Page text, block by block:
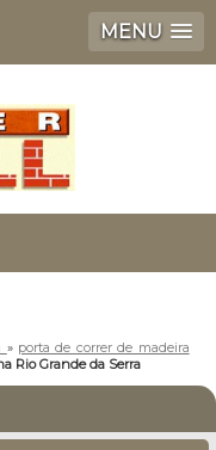
MENU
» porta de correr de madeira
Rio Grande da Serra